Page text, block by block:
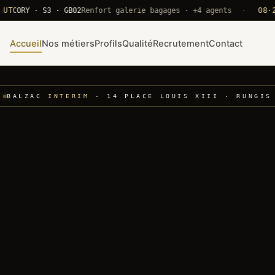
· S3 · GB02 Renfort galerie bagages · +4 agents · 08·22 UTC
AccueilNos métiersProfilsQualitéRecrutementContact
BALZAC INTÉRIM · 14 PLACE LOUIS XIII · RUNGIS